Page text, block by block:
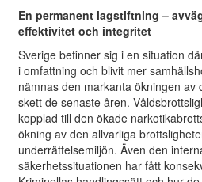
En permanent lagstiftning –
effektivitet och integritet
Sverige befinner sig i en situation
i omfattning och blivit mer
nämnas den markanta ökningen av
skett de senaste åren.
kopplad till den ökade
ökning av den allvarliga
underrättelsemiljön. Även den
säkerhetssituationen har fått